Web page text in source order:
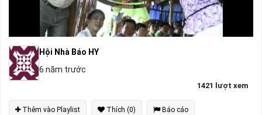
Hội Nhà Báo HY
6 năm trước
1421 lượt xem
Thêm vào Playlist Thích (0) Báo cáo